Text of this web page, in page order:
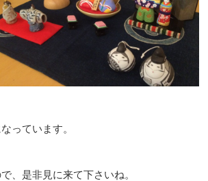
っています。
、是非見に来て下さいね。